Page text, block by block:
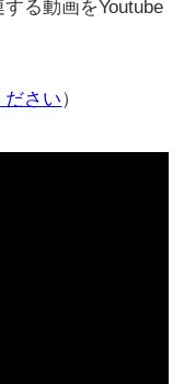
る動画をYoutube
ださい）